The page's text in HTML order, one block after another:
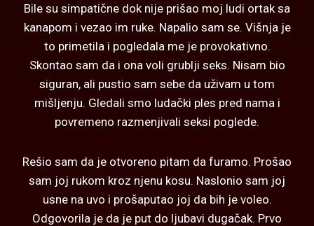
Bile su simpatične dok nije prišao moj ludi ortak sa
kanapom i vezao im ruke. Napalio sam se. Višnja je
to primetila i pogledala me je provokativno.
Skontao sam da i ona voli grublji seks. Nisam bio
siguran, ali pustio sam sebe da uživam u tom
mišljenju. Gledali smo ludački ples pred nama i
povremeno razmenjivali seksi poglede.
Rešio sam da je otvoreno pitam da furamo. Prošao
sam joj rukom kroz njenu kosu. Naslonio sam joj
usne na uvo i prošaputao joj da bih je voleo.
Odgovorila je da je put do ljubavi dugačak. Prvo